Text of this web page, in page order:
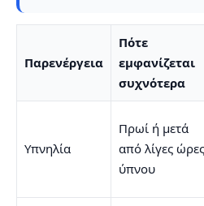
Παρενέργεια
Πότε
εμφανίζεται
συχνότερα
Υπνηλία
Πρωί ή μετά
από λίγες ώρες
ύπνου